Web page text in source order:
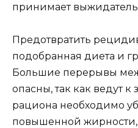
принимает
Предотвратить
подобранная диета и
Большие перерывы
опасны, так как ведут к
рациона необходимо
повышенной жирности,